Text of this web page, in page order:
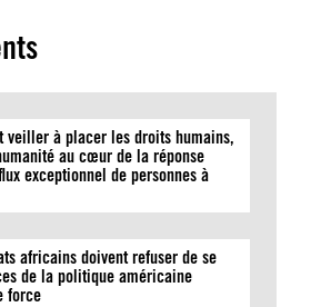
veiller à placer les droits humains,
au cœur de la réponse
exceptionnel de personnes à
africains doivent refuser de se
de la politique américaine
force